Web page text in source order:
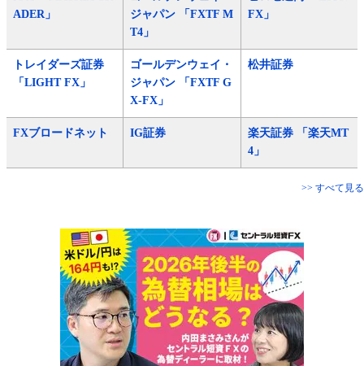
ADER」
ジャパン 「FXTF M
T4」
FX」
トレイダーズ証券
「LIGHT FX」
ゴールデンウェイ・
ジャパン 「FXTF G
X-FX」
松井証券
FXブロードネット IG証券
楽天証券 「楽天MT
4」
>> すべて見る